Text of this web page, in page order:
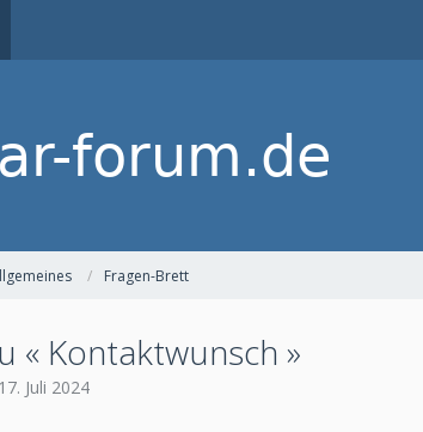
Fragen-Brett
« Kontaktwunsch »
17. Juli 2024